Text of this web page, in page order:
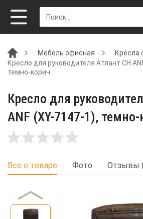
Мебель офисная
Кресла
Кресло для руководителя Атлант CH
темно-корич.
Кресло для
ANF (XY-7147-1),
Все о товаре Фото Отзывы